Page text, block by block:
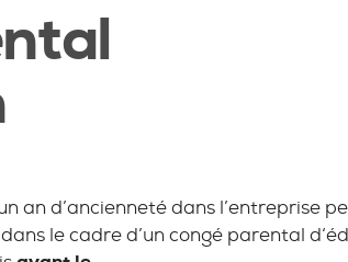
an d’ancienneté dans l’entreprise
le cadre d’un congé parental